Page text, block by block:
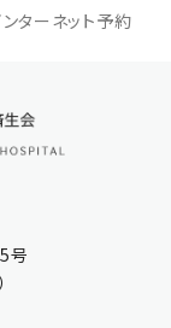
ターネット予約
号